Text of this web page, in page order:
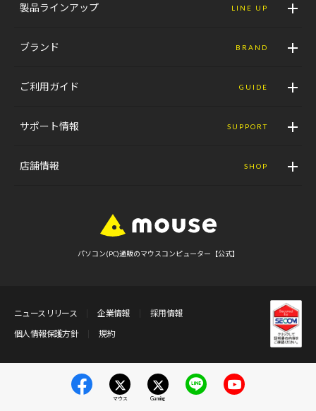
製品ラインアップ LINE UP
ブランド BRAND
ご利用ガイド GUIDE
サポート情報 SUPPORT
店舗情報 SHOP
パソコン(PC)通販のマウスコンピューター【公式】
ニュースリリース 企業情報
採用情報
個人情報保護方針
規約
マウス Gaming